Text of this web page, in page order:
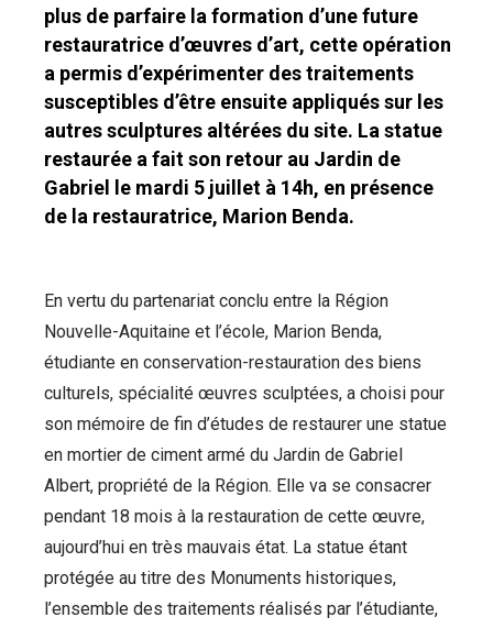
plus de parfaire la formation d’une future
restauratrice d’œuvres d’art, cette opération
a permis d’expérimenter des traitements
susceptibles d’être ensuite appliqués sur les
autres sculptures altérées du site. La statue
restaurée a fait son retour au Jardin de
Gabriel le mardi 5 juillet à 14h, en présence
de la restauratrice, Marion Benda.
En vertu du partenariat conclu entre la Région
Nouvelle-Aquitaine et l’école, Marion Benda,
étudiante en conservation-restauration des biens
culturels, spécialité œuvres sculptées, a choisi pour
son mémoire de fin d’études de restaurer une statue
en mortier de ciment armé du Jardin de Gabriel
Albert, propriété de la Région. Elle va se consacrer
pendant 18 mois à la restauration de cette œuvre,
aujourd’hui en très mauvais état. La statue étant
protégée au titre des Monuments historiques,
l’ensemble des traitements réalisés par l’étudiante,